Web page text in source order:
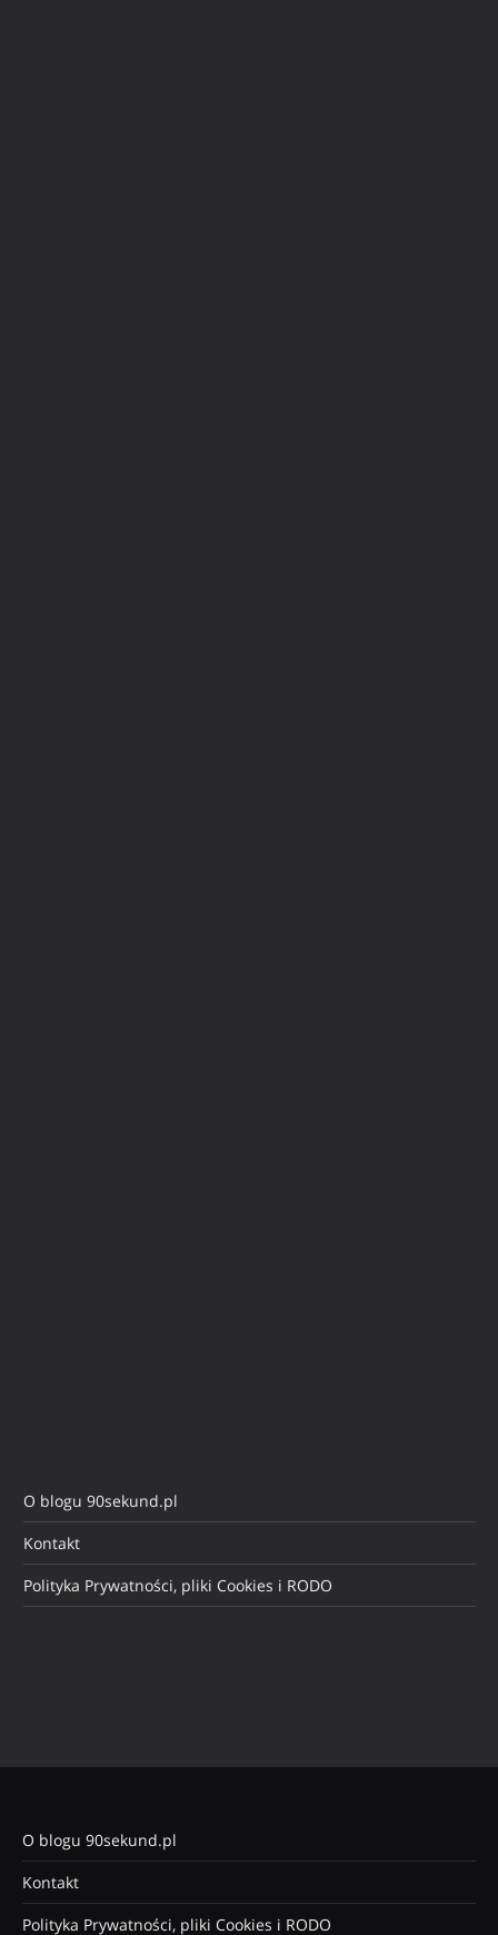
O blogu 90sekund.pl
Kontakt
Polityka Prywatności, pliki Cookies i RODO
O blogu 90sekund.pl
Kontakt
Polityka Prywatności, pliki Cookies i RODO